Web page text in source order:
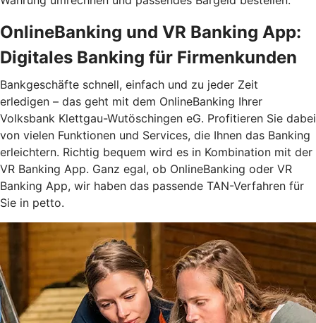
OnlineBanking und VR Banking App:
Digitales Banking für Firmenkunden
Bankgeschäfte schnell, einfach und zu jeder Zeit
erledigen – das geht mit dem OnlineBanking Ihrer
Volksbank Klettgau-Wutöschingen eG. Profitieren Sie dabei
von vielen Funktionen und Services, die Ihnen das Banking
erleichtern. Richtig bequem wird es in Kombination mit der
VR Banking App. Ganz egal, ob OnlineBanking oder VR
Banking App, wir haben das passende TAN-Verfahren für
Sie in petto.